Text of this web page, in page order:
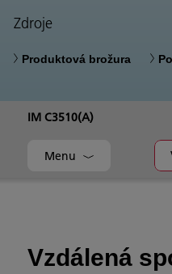
Zdroje
Produktová brožura
IM C3510(A)
Menu
Vzdálená